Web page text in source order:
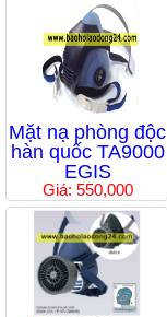
Mặt nạ phòng độc
hàn quốc TA9000
EGIS
Giá: 550,000